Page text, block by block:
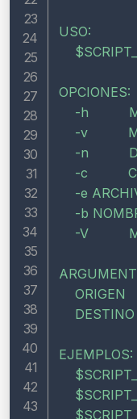
USO:
OPCIONES:
-h
-v
-n
-c
-e
-b
-V
ORIGEN
DESTINO
EJEMPLOS: